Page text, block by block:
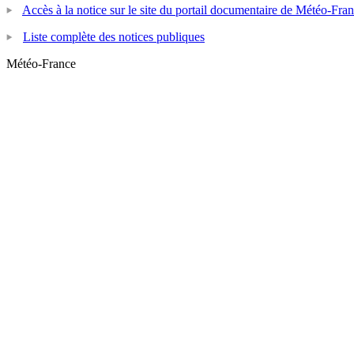
Accès à la notice sur le site du portail documentaire de Météo-
Liste complète des notices publiques
Météo-France